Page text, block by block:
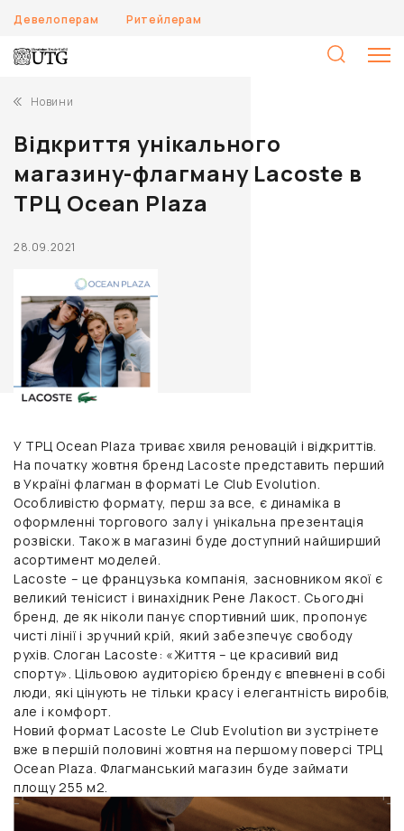
Девелоперам Ритейлерам
Новини
Відкриття унікального
магазину-флагману Lacoste в
ТРЦ Ocean Plaza
28.09.2021
У ТРЦ Ocean Plaza триває хвиля реновацій і відкриттів.
На початку жовтня бренд Lacoste представить перший
в Україні флагман в форматі Le Club Evolution.
Особливістю формату, перш за все, є динаміка в
оформленні торгового залу і унікальна презентація
розвіски. Також в магазині буде доступний найширший
асортимент моделей.
Lacoste – це французька компанія, засновником якої є
великий тенісист і винахідник Рене Лакост. Сьогодні
бренд, де як ніколи панує спортивний шик, пропонує
чисті лінії і зручний крій, який забезпечує свободу
рухів. Слоган Lacoste: «Життя – це красивий вид
спорту». Цільовою аудиторією бренду є впевнені в собі
люди, які цінують не тільки красу і елегантність виробів,
але і комфорт.
Новий формат Lacoste Le Club Evolution ви зустрінете
вже в першій половині жовтня на першому поверсі ТРЦ
Ocean Plaza. Флагманський магазин буде займати
площу 255 м2.